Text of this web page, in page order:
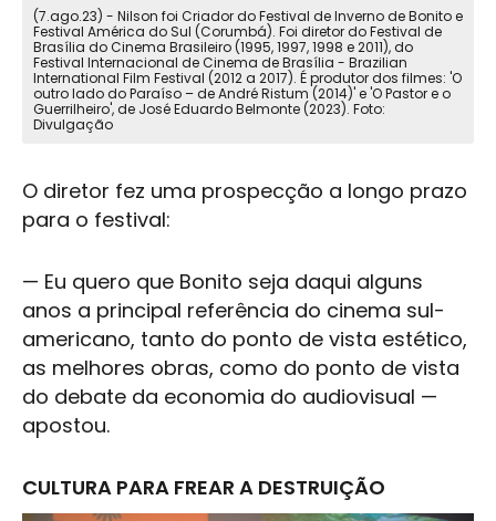
(7.ago.23) - Nilson foi Criador do Festival de Inverno de Bonito e
Festival América do Sul (Corumbá). Foi diretor do Festival de
Brasília do Cinema Brasileiro (1995, 1997, 1998 e 2011), do
Festival Internacional de Cinema de Brasília - Brazilian
International Film Festival (2012 a 2017). É produtor dos filmes: 'O
outro lado do Paraíso – de André Ristum (2014)' e 'O Pastor e o
Guerrilheiro', de José Eduardo Belmonte (2023). Foto:
Divulgação
O diretor fez uma prospecção a longo prazo
para o festival:
— Eu quero que Bonito seja daqui alguns
anos a principal referência do cinema sul-
americano, tanto do ponto de vista estético,
as melhores obras, como do ponto de vista
do debate da economia do audiovisual —
apostou.
CULTURA PARA FREAR A DESTRUIÇÃO